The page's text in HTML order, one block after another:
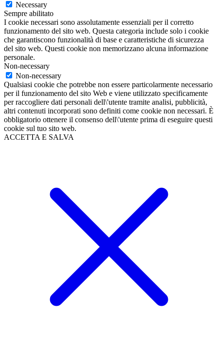
Necessary
Sempre abilitato
I cookie necessari sono assolutamente essenziali per il corretto
funzionamento del sito web. Questa categoria include solo i cookie
che garantiscono funzionalità di base e caratteristiche di sicurezza
del sito web. Questi cookie non memorizzano alcuna informazione
personale.
Non-necessary
Non-necessary
Qualsiasi cookie che potrebbe non essere particolarmente necessario
per il funzionamento del sito Web e viene utilizzato specificamente
per raccogliere dati personali dell\'utente tramite analisi, pubblicità,
altri contenuti incorporati sono definiti come cookie non necessari. È
obbligatorio ottenere il consenso dell\'utente prima di eseguire questi
cookie sul tuo sito web.
ACCETTA E SALVA